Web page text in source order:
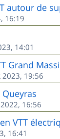
autour de
16:19
14:01
Grand
2023, 19:56
Queyras
16:56
VTT
16:41